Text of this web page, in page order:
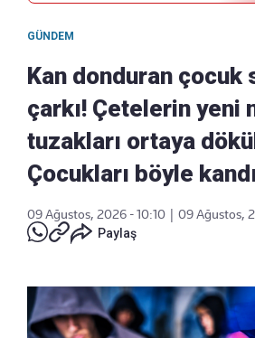
GÜNDEM
Kan donduran çocuk
çarkı! Çetelerin yeni
tuzakları ortaya
Çocukları böyle
09 Ağustos, 2026 - 10:10
09 Ağustos,
Paylaş